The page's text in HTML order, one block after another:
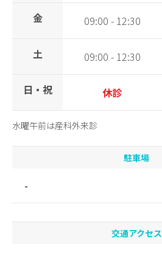
金 09:00 - 12:30
土 09:00 - 12:30
日・祝 休診
水曜午前は産科外来診
駐車場
-
交通アクセス